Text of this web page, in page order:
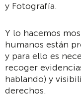
y Fotografía.
Y lo hacemos
humanos están
y para ello es
recoger
hablando) y
derechos.